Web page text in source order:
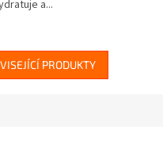
a...
PRODUKTY